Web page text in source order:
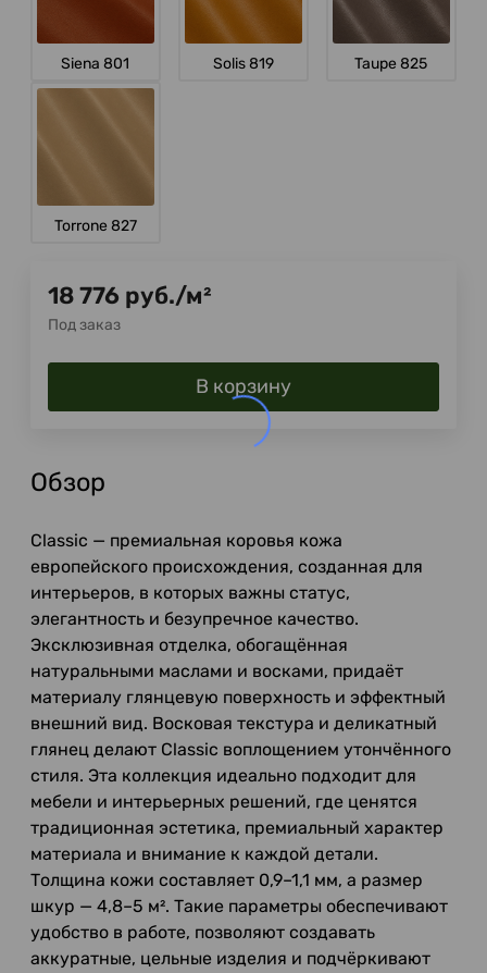
Siena 801 Solis 819 Taupe 825
Torrone 827
18 776 руб./м²
Под заказ
В корзину
Обзор
Classic — премиальная коровья кожа
европейского происхождения, созданная для
интерьеров, в которых важны статус,
элегантность и безупречное качество.
Эксклюзивная отделка, обогащённая
натуральными маслами и восками, придаёт
материалу глянцевую поверхность и эффектный
внешний вид. Восковая текстура и деликатный
глянец делают Classic воплощением утончённого
стиля. Эта коллекция идеально подходит для
мебели и интерьерных решений, где ценятся
традиционная эстетика, премиальный характер
материала и внимание к каждой детали.
Толщина кожи составляет 0,9–1,1 мм, а размер
шкур — 4,8–5 м². Такие параметры обеспечивают
удобство в работе, позволяют создавать
аккуратные, цельные изделия и подчёркивают